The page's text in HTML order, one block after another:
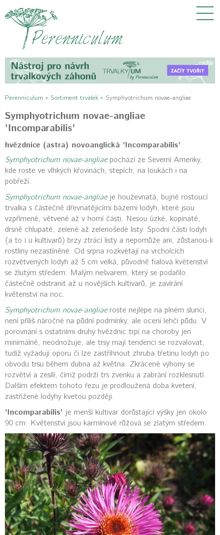
Perenniculum » Sortiment trvalek » Symphyotrichum novae-angliae
Symphyotrichum novae-angliae
'Incomparabilis'
hvězdnice (astra) novoanglická 'Incomparabilis'
Symphyotrichum novae-angliaepochází ze Severní Ameriky,
kde roste ve vlhkých křovinách, stepích, na loukách i na
pobřeží.
Symphyotrichum novae-angliaeje houževnatá, bujně rostoucí
trvalka s částečně dřevnatějícími bázemi lodyh, které jsou
vzpřímené, větvené až v horní části. Nesou úzké, kopinaté,
drsně chlupaté, zelené až zelenošedé listy. Spodní části lodyh
(a to i u kultivarů) brzy ztrácí listy a nepomůže ani, zůstanou-li
rostliny nezastíněné. Od srpna rozkvétají na vrcholcích
rozvětvených lodyh až 5 cm velká, původně fialová květenství
se žlutým středem. Malým nešvarem, který se podařilo
částečně odstranit až u novějších kultivarů, je zavírání
květenství na noc.
Symphyotrichum novae-angliaeroste nejlépe na plném slunci,
není příliš náročné na půdní podmínky, ale ocení lehčí půdu. V
porovnání s ostatními druhy hvězdnic trpí na choroby jen
minimálně, neodnožuje, ale trsy mají tendenci se rozvalovat,
tudíž vyžadují oporu či lze zastřihnout zhruba třetinu lodyh po
obvodu trsu během dubna až května. Zkrácené výhony se
rozvětví a zesílí, čímž podrží trs zvenku a zabrání rozklesnutí.
Dalším efektem tohoto řezu je prodloužená doba kvetení,
zastřižené lodyhy kvetou později.
'Incomparabilis' je menší kultivar dorůstající výšky jen okolo
90 cm. Květenství jsou karmínově růžová se zlatým středem.